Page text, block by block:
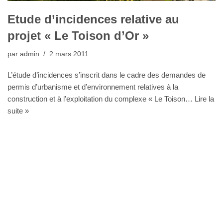
Etude d’incidences relative au
projet « Le Toison d’Or »
par admin 2 mars 2011
L’étude d’incidences s’inscrit dans le cadre des demandes de
permis d’urbanisme et d’environnement relatives à la
construction et à l’exploitation du complexe « Le Toison… Lire la
suite »